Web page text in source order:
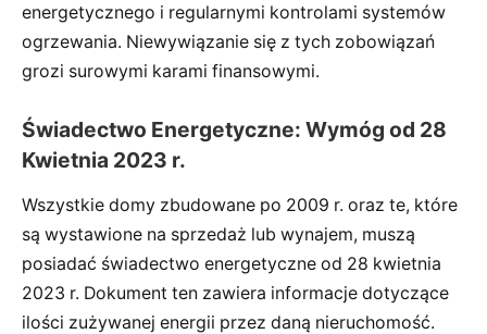
energetycznego i regularnymi kontrolami systemów
ogrzewania. Niewywiązanie się z tych zobowiązań
grozi surowymi karami finansowymi.
Świadectwo Energetyczne: Wymóg od 28
Kwietnia 2023 r.
Wszystkie domy zbudowane po 2009 r. oraz te, które
są wystawione na sprzedaż lub wynajem, muszą
posiadać świadectwo energetyczne od 28 kwietnia
2023 r. Dokument ten zawiera informacje dotyczące
ilości zużywanej energii przez daną nieruchomość.